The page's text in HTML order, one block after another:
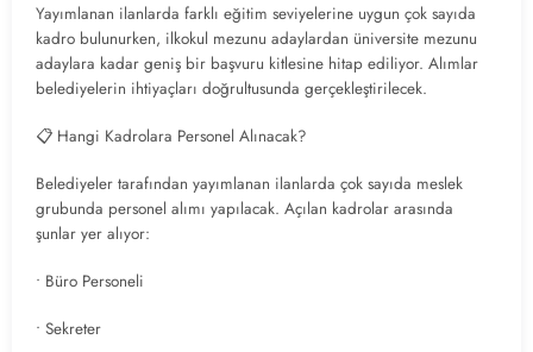
Yayımlanan ilanlarda farklı eğitim seviyelerine uygun çok sayıda
kadro bulunurken, ilkokul mezunu adaylardan üniversite mezunu
adaylara kadar geniş bir başvuru kitlesine hitap ediliyor. Alımlar
belediyelerin ihtiyaçları doğrultusunda gerçekleştirilecek.
📋 Hangi Kadrolara Personel Alınacak?
Belediyeler tarafından yayımlanan ilanlarda çok sayıda meslek
grubunda personel alımı yapılacak. Açılan kadrolar arasında
şunlar yer alıyor:
• Büro Personeli
• Sekreter